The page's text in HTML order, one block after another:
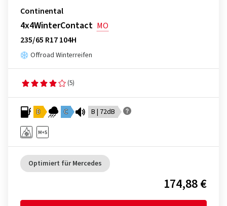
Continental
4x4WinterContact MO
235/65 R17 104H
Offroad Winterreifen
(5)
D C B | 72dB
Optimiert für Mercedes
174,88 €